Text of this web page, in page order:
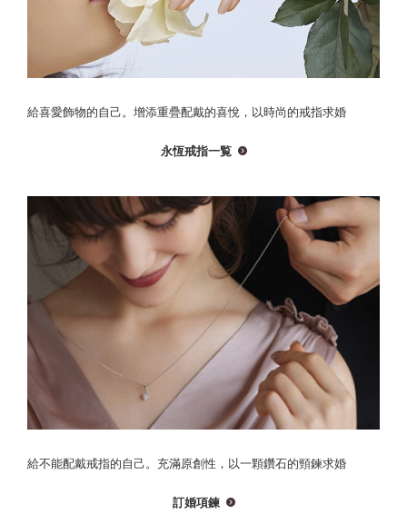
給喜愛飾物的自己。增添重疊配戴的喜悅，以時尚的戒指求婚
永恆戒指一覧
給不能配戴戒指的自己。充滿原創性，以一顆鑽石的頸鍊求婚
訂婚項鍊